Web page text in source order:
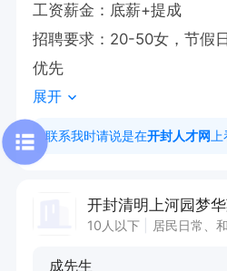
工资薪金：底薪+提成
招聘要求：20-50女，节假
优先
展开
联系我时请说是在开封人才网
开封清明上河园梦
10人以下 居民日常、
成先生